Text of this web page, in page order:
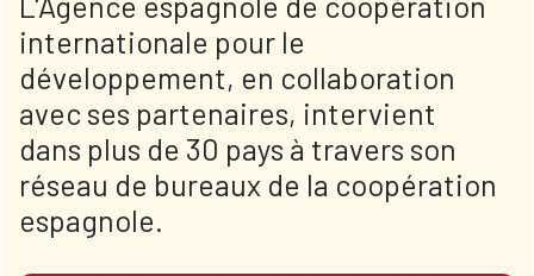
internationale pour le
développement, en collaboration
avec ses partenaires, intervient
dans plus de 30 pays à travers son
réseau de bureaux de la coopération
espagnole.